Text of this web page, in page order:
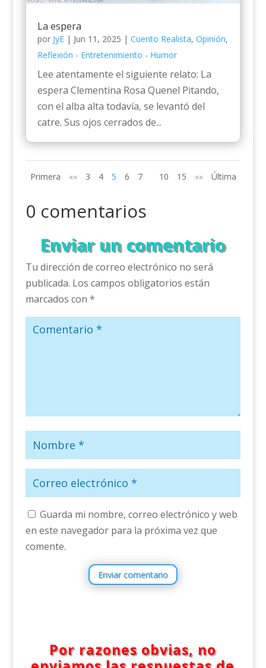
La espera
por JyE| Jun 11, 2025 | Cuento Realista, Opinión,
Reflexión - Entretenimiento - Humor
Lee atentamente el siguiente relato: La
espera Clementina Rosa Quenel Pitando,
con el alba alta todavía, se levantó del
catre. Sus ojos cerrados de...
Primera «« 3 4 5 6 7 10 15 »» Última
0 comentarios
Enviar un comentario
Tu dirección de correo electrónico no será
publicada. Los campos obligatorios están
marcados con *
Guarda mi nombre, correo electrónico y web
en este navegador para la próxima vez que
comente.
Enviar comentario
Por razones obvias, no